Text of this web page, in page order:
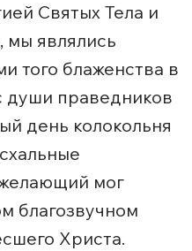
Святых Тела и
мы являлись
того блаженства в
души праведников
день колокольня
мог
благозвучном
Христа.